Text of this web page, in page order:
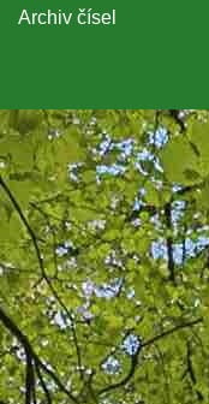
Archiv čísel